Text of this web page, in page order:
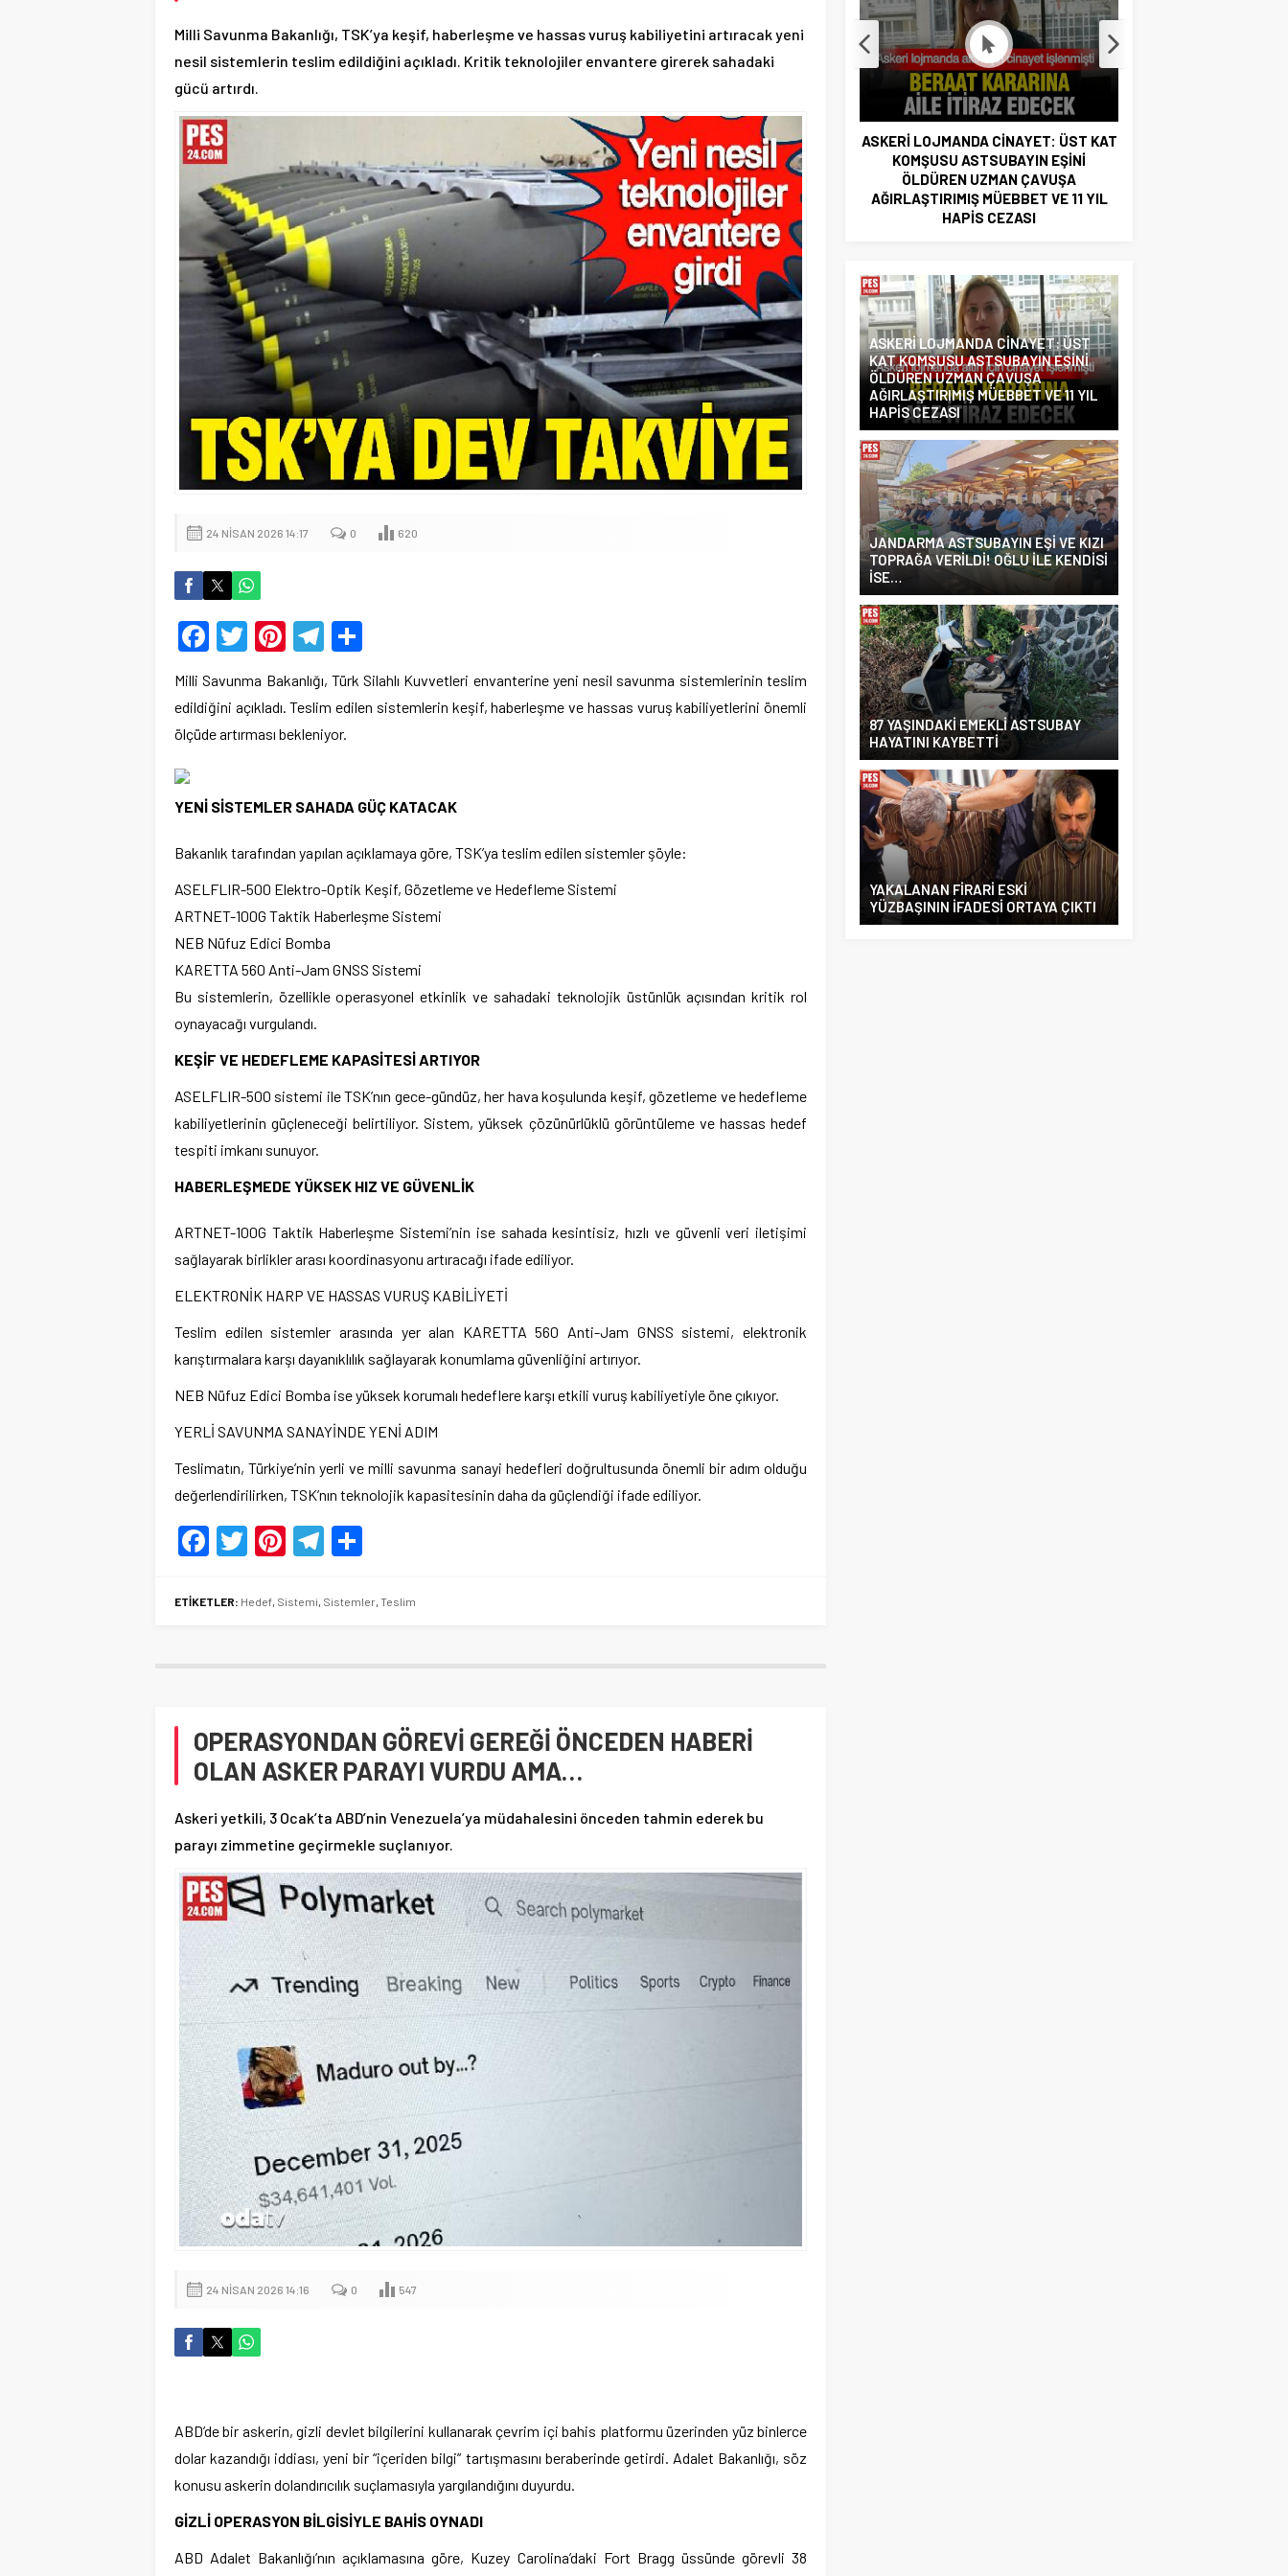
Milli Savunma Bakanlığı, TSK’ya keşif, haberleşme ve hassas vuruş kabiliyetini artıracak yeni
nesil sistemlerin teslim edildiğini açıkladı. Kritik teknolojiler envantere girerek sahadaki
gücü artırdı.
24 NISAN 2026 14:17 0 620
Facebook
Twitter
Pinterest
Telegram
Milli Savunma Bakanlığı, Türk Silahlı Kuvvetleri envanterine yeni nesil savunma sistemlerinin teslim
edildiğini açıkladı. Teslim edilen sistemlerin keşif, haberleşme ve hassas vuruş kabiliyetlerini önemli
ölçüde artırması bekleniyor.
YENİ SİSTEMLER SAHADA GÜÇ KATACAK
Bakanlık tarafından yapılan açıklamaya göre, TSK’ya teslim edilen sistemler şöyle:
ASELFLIR-500 Elektro-Optik Keşif, Gözetleme ve Hedefleme Sistemi
ARTNET-100G Taktik Haberleşme Sistemi
NEB Nüfuz Edici Bomba
KARETTA 560 Anti-Jam GNSS Sistemi
Bu sistemlerin, özellikle operasyonel etkinlik ve sahadaki teknolojik üstünlük açısından kritik rol
oynayacağı vurgulandı.
KEŞİF VE HEDEFLEME KAPASİTESİ ARTIYOR
ASELFLIR-500 sistemi ile TSK’nın gece-gündüz, her hava koşulunda keşif, gözetleme ve hedefleme
kabiliyetlerinin güçleneceği belirtiliyor. Sistem, yüksek çözünürlüklü görüntüleme ve hassas hedef
tespiti imkanı sunuyor.
HABERLEŞMEDE YÜKSEK HIZ VE GÜVENLİK
ARTNET-100G Taktik Haberleşme Sistemi’nin ise sahada kesintisiz, hızlı ve güvenli veri iletişimi
sağlayarak birlikler arası koordinasyonu artıracağı ifade ediliyor.
ELEKTRONİK HARP VE HASSAS VURUŞ KABİLİYETİ
Teslim edilen sistemler arasında yer alan KARETTA 560 Anti-Jam GNSS sistemi, elektronik
karıştırmalara karşı dayanıklılık sağlayarak konumlama güvenliğini artırıyor.
NEB Nüfuz Edici Bomba ise yüksek korumalı hedeflere karşı etkili vuruş kabiliyetiyle öne çıkıyor.
YERLİ SAVUNMA SANAYİNDE YENİ ADIM
Teslimatın, Türkiye’nin yerli ve milli savunma sanayi hedefleri doğrultusunda önemli bir adım olduğu
değerlendirilirken, TSK’nın teknolojik kapasitesinin daha da güçlendiği ifade ediliyor.
Facebook
Twitter
Pinterest
Telegram
ETİKETLER: Hedef, Sistemi, Sistemler, Teslim
OPERASYONDAN GÖREVİ GEREĞİ ÖNCEDEN HABERİ
OLAN ASKER PARAYI VURDU AMA…
Askeri yetkili, 3 Ocak’ta ABD’nin Venezuela’ya müdahalesini önceden tahmin ederek bu
parayı zimmetine geçirmekle suçlanıyor.
24 NISAN 2026 14:16 0 547
ABD’de bir askerin, gizli devlet bilgilerini kullanarak çevrim içi bahis platformu üzerinden yüz binlerce
dolar kazandığı iddiası, yeni bir “içeriden bilgi” tartışmasını beraberinde getirdi. Adalet Bakanlığı, söz
konusu askerin dolandırıcılık suçlamasıyla yargılandığını duyurdu.
GİZLİ OPERASYON BİLGİSİYLE BAHİS OYNADI
ABD Adalet Bakanlığı’nın açıklamasına göre, Kuzey Carolina’daki Fort Bragg üssünde görevli 38
ASKERİ LOJMANDA CİNAYET: ÜST KAT
KOMŞUSU ASTSUBAYIN EŞİNİ
ÖLDÜREN UZMAN ÇAVUŞA
AĞIRLAŞTIRIMIŞ MÜEBBET VE 11 YIL
HAPİS CEZASI
JANDARMA ASTSUBAYIN EŞİ VE KIZI
TOPRAĞA VERİLDİ! OĞLU İLE KENDİSİ
İSE…
ASKERİ LOJMANDA CİNAYET: ÜST
KAT KOMŞUSU ASTSUBAYIN EŞİNİ
ÖLDÜREN UZMAN ÇAVUŞA
AĞIRLAŞTIRIMIŞ MÜEBBET VE 11 YIL
HAPİS CEZASI
JANDARMA ASTSUBAYIN EŞİ VE KIZI
TOPRAĞA VERİLDİ! OĞLU İLE KENDİSİ
İSE…
87 YAŞINDAKİ EMEKLİ ASTSUBAY
HAYATINI KAYBETTİ
YAKALANAN FİRARİ ESKİ
YÜZBAŞININ İFADESİ ORTAYA ÇIKTI